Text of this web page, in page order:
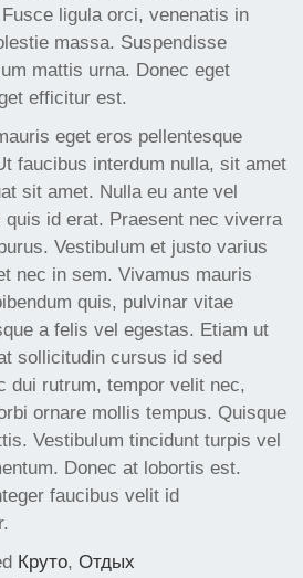
ligula orci, venenatis in
massa. Suspendisse
mattis urna. Donec eget
efficitur est.
eget eros pellentesque
faucibus interdum nulla, sit amet
sit amet. Nulla eu ante vel
id erat. Praesent nec viverra
Vestibulum et justo varius
nec in sem. Vivamus mauris
quis, pulvinar vitae
a felis vel egestas. Etiam ut
sollicitudin cursus id sed
dui rutrum, tempor velit nec,
ornare mollis tempus. Quisque
Vestibulum tincidunt turpis vel
Donec at lobortis est.
faucibus velit id
Круто, Отдых